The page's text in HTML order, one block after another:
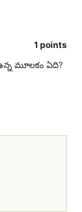
1 points
మూలకం ఏది?